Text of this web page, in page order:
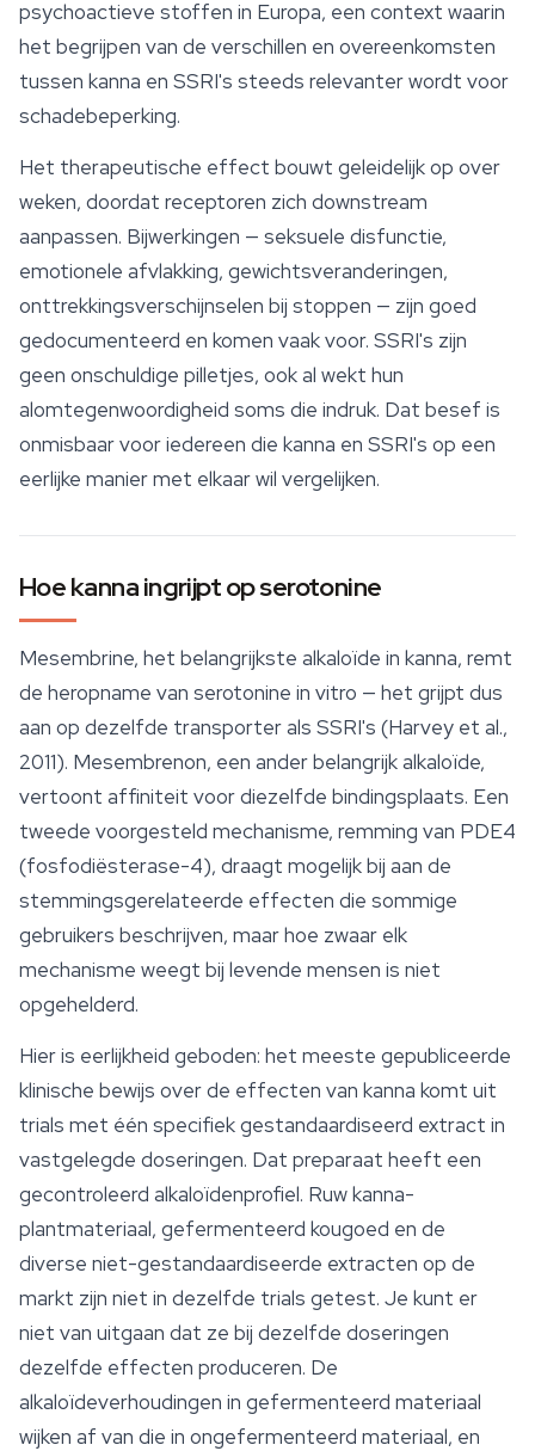
psychoactieve stoffen in Europa, een context waarin
het begrijpen van de verschillen en overeenkomsten
tussen kanna en SSRI's steeds relevanter wordt voor
schadebeperking.
Het therapeutische effect bouwt geleidelijk op over
weken, doordat receptoren zich downstream
aanpassen. Bijwerkingen — seksuele disfunctie,
emotionele afvlakking, gewichtsveranderingen,
onttrekkingsverschijnselen bij stoppen — zijn goed
gedocumenteerd en komen vaak voor. SSRI's zijn
geen onschuldige pilletjes, ook al wekt hun
alomtegenwoordigheid soms die indruk. Dat besef is
onmisbaar voor iedereen die kanna en SSRI's op een
eerlijke manier met elkaar wil vergelijken.
Hoe kanna ingrijpt op serotonine
Mesembrine, het belangrijkste alkaloïde in kanna, remt
de heropname van serotonine in vitro — het grijpt dus
aan op dezelfde transporter als SSRI's (Harvey et al.,
2011). Mesembrenon, een ander belangrijk alkaloïde,
vertoont affiniteit voor diezelfde bindingsplaats. Een
tweede voorgesteld mechanisme, remming van PDE4
(fosfodiësterase-4), draagt mogelijk bij aan de
stemmingsgerelateerde effecten die sommige
gebruikers beschrijven, maar hoe zwaar elk
mechanisme weegt bij levende mensen is niet
opgehelderd.
Hier is eerlijkheid geboden: het meeste gepubliceerde
klinische bewijs over de effecten van kanna komt uit
trials met één specifiek gestandaardiseerd extract in
vastgelegde doseringen. Dat preparaat heeft een
gecontroleerd alkaloïdenprofiel. Ruw kanna-
plantmateriaal, gefermenteerd kougoed en de
diverse niet-gestandaardiseerde extracten op de
markt zijn niet in dezelfde trials getest. Je kunt er
niet van uitgaan dat ze bij dezelfde doseringen
dezelfde effecten produceren. De
alkaloïdeverhoudingen in gefermenteerd materiaal
wijken af van die in ongefermenteerd materiaal, en